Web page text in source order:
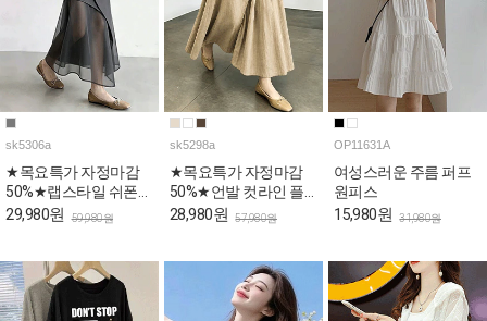
sk5306a
★목요특가 자정마감
50%★랩스타일 쉬폰
시스루 롱 스커트
29,980원 59,980원
sk5298a
★목요특가 자정마감
50%★언발 컷라인 플
레어 A 스커트
28,980원 57,980원
OP11631A
여성스러운 주름 퍼프
원피스
15,980원 31,980원